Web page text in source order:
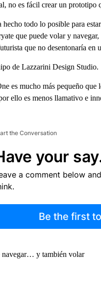
no es fácil crear un prototipo
todo lo posible para
que puede volar y
que no desentonaría en
de Lazzarini Design Studio.
es mucho más pequeño que
ello es menos llamativo e
the Conversation
your
a comment below
Be the first
navegar… y también volar